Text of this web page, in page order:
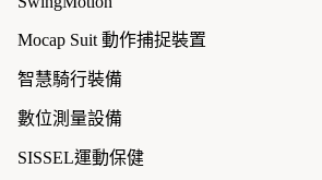
Mocap Suit 動作捕捉裝置
智慧騎行裝備
數位測量設備
SISSEL運動保健